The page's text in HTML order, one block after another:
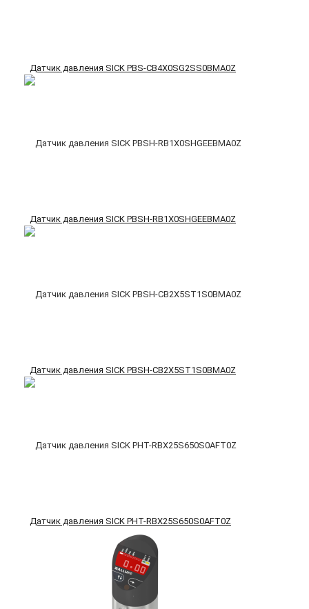
Датчик давления SICK PBS-CB4X0SG2SS0BMA0Z
Датчик давления SICK PBSH-RB1X0SHGEEBMA0Z
Датчик давления SICK PBSH-CB2X5ST1S0BMA0Z
Датчик давления SICK PHT-RBX25S650S0AFT0Z